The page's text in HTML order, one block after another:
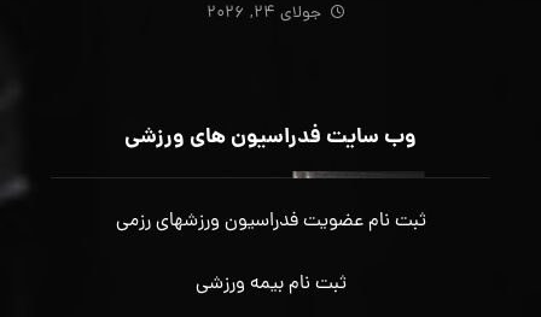
جولای ۲۴, ۲۰۲۶
وب سایت فدراسیون های ورزشی
ثبت نام عضویت فدراسیون ورزشهای رزمی
ثبت نام بیمه ورزشی